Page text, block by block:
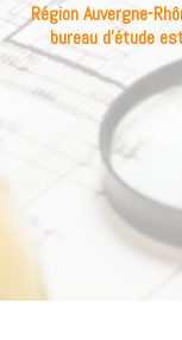
Région Auvergne-
bureau d’étude